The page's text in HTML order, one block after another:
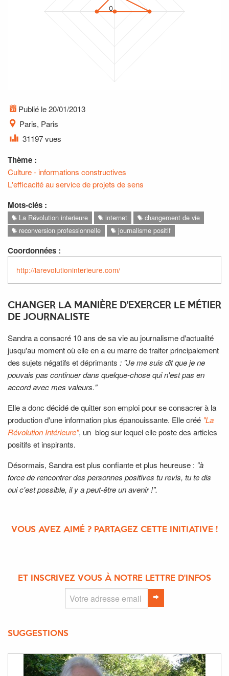
0
Publié le 20/01/2013
Paris, Paris
31197 vues
Thème :
Culture - informations constructives
L'efficacité au service de projets de sens
Mots-clés :
La Révolution interieure internet
changement de vie
reconversion professionnelle
journalisme positif
Coordonnées :
http://larevolutioninterieure.com/
CHANGER LA MANIÈRE D'EXERCER LE MÉTIER
DE JOURNALISTE
Sandra a consacré 10 ans de sa vie au journalisme d'actualité
jusqu'au moment où elle en a eu marre de traiter principalement
des sujets négatifs et déprimants : "Je me suis dit que je ne
pouvais pas continuer dans quelque-chose qui n'est pas en
accord avec mes valeurs."
Elle a donc décidé de quitter son emploi pour se consacrer à la
production d'une information plus épanouissante. Elle créé "La
Révolution Intérieure", un blog sur lequel elle poste des articles
positifs et inspirants.
Désormais, Sandra est plus confiante et plus heureuse : "à
force de rencontrer des personnes positives tu revis, tu te dis
oui c'est possible, il y a peut-être un avenir !".
VOUS AVEZ AIMÉ ? PARTAGEZ CETTE INITIATIVE !
ET INSCRIVEZ VOUS À NOTRE LETTRE D'INFOS
SUGGESTIONS